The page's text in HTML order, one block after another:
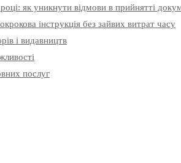
як уникнути відмови в прийнятті
інструкція без зайвих витрат часу
і видавництв
послуг